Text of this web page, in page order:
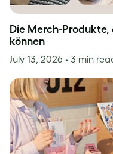
Die Merch-
können
July 13, 2026 • 3 min